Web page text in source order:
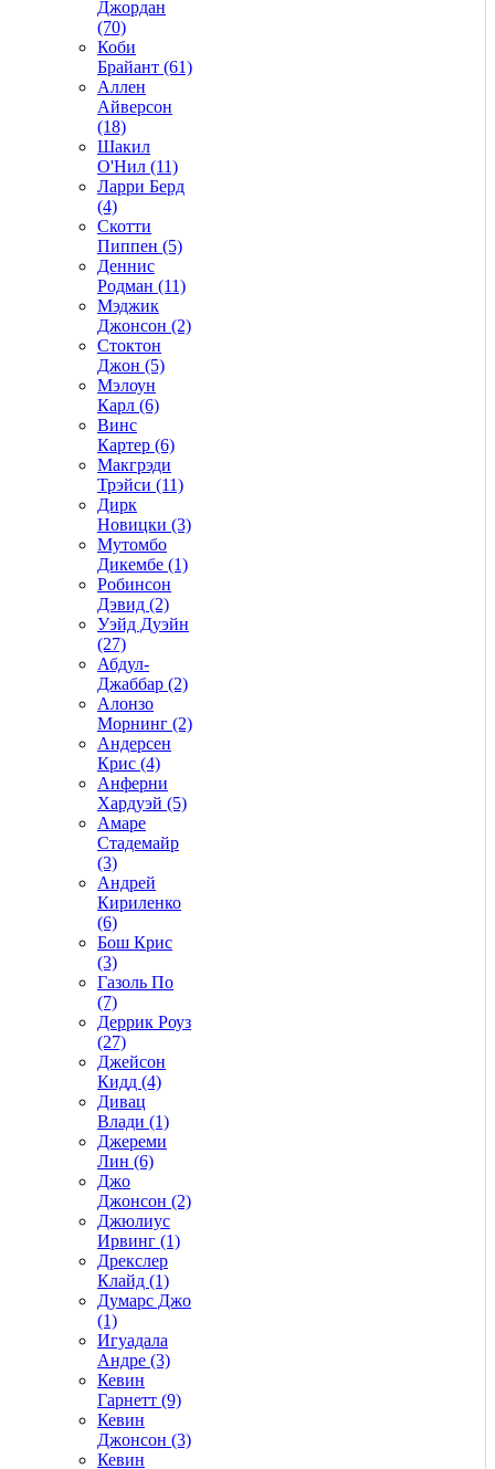
Джордан
(70)
Коби
Брайант (61)
Аллен
Айверсон
(18)
Шакил
О'Нил (11)
Ларри Берд
(4)
Скотти
Пиппен (5)
Деннис
Родман (11)
Мэджик
Джонсон (2)
Стоктон
Джон (5)
Мэлоун
Карл (6)
Винс
Картер (6)
Макгрэди
Трэйси (11)
Дирк
Новицки (3)
Мутомбо
Дикембе (1)
Робинсон
Дэвид (2)
Уэйд Дуэйн
(27)
Абдул-
Джаббар (2)
Алонзо
Морнинг (2)
Андерсен
Крис (4)
Анферни
Xардуэй (5)
Амаре
Стадемайр
(3)
Андрей
Кириленко
(6)
Бош Крис
(3)
Газоль По
(7)
Деррик Роуз
(27)
Джейсон
Кидд (4)
Дивац
Влади (1)
Джереми
Лин (6)
Джо
Джонсон (2)
Джюлиус
Ирвинг (1)
Дрекслер
Клайд (1)
Думарс Джо
(1)
Игуадала
Андре (3)
Кевин
Гарнетт (9)
Кевин
Джонсон (3)
Кевин